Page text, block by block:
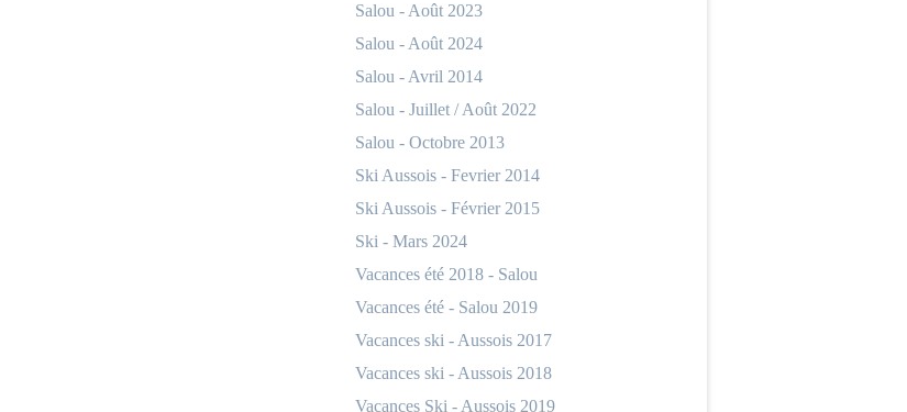
Salou - Août 2023
Salou - Août 2024
Salou - Avril 2014
Salou - Juillet / Août 2022
Salou - Octobre 2013
Ski Aussois - Fevrier 2014
Ski Aussois - Février 2015
Ski - Mars 2024
Vacances été 2018 - Salou
Vacances été - Salou 2019
Vacances ski - Aussois 2017
Vacances ski - Aussois 2018
Vacances Ski - Aussois 2019